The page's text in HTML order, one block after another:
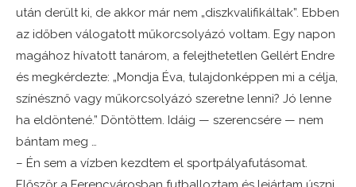
után derült ki, de akkor már nem „diszkvalifikáltak”. Ebben
az időben válogatott műkorcsolyázó voltam. Egy napon
magához hívatott tanárom, a felejthetetlen Gellért Endre
és megkérdezte: „Mondja Éva, tulajdonképpen mi a célja,
színésznő vagy műkorcsolyázó szeretne lenni? Jó lenne
ha eldöntené.” Döntöttem. Idáig — szerencsére — nem
bántam meg …
– Én sem a vízben kezdtem el sportpályafutásomat.